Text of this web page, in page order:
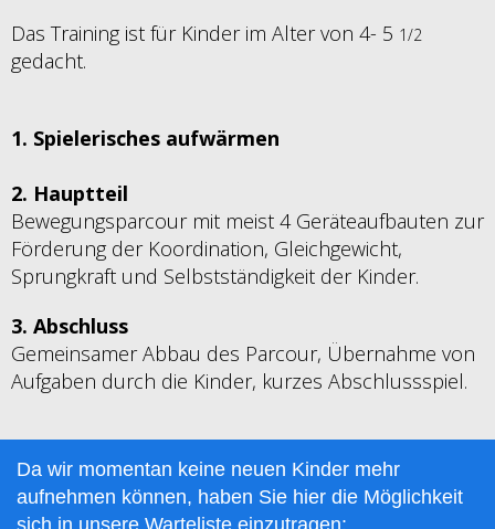
Das Training ist für Kinder im Alter von 4- 5 1/2
gedacht.
1. Spielerisches aufwärmen
2. Hauptteil
Bewegungsparcour mit meist 4 Geräteaufbauten zur
Förderung der Koordination, Gleichgewicht,
Sprungkraft und Selbstständigkeit der Kinder.
3. Abschluss
Gemeinsamer Abbau des Parcour, Übernahme von
Aufgaben durch die Kinder, kurzes Abschlussspiel.